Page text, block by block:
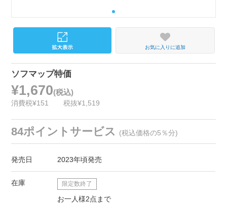
お気に入りに追加
ソフマップ特価
¥1,670(税込)
消費税¥151 税抜¥1,519
84ポイントサービス (税込価格の5％分)
発売日 2023年頃発売
在庫 限定数終了
お一人様2点まで